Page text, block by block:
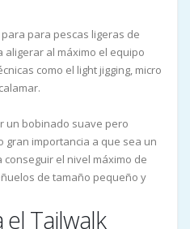
para pescas ligeras de
aligerar al máximo el equipo
como el light jigging, micro
un bobinado suave pero
importancia a que sea un
el nivel máximo de
de tamaño pequeño y
Tailwalk